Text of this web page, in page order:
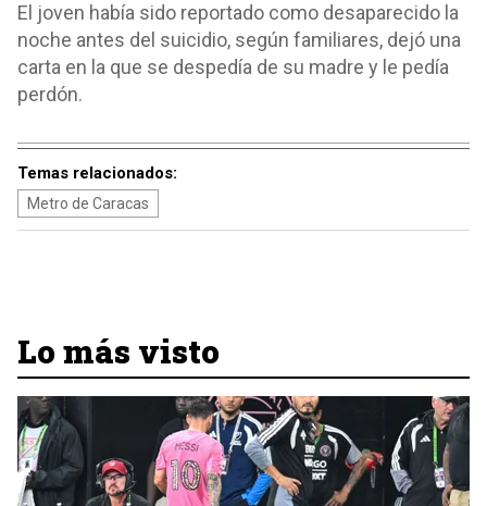
El joven había sido reportado como desaparecido la
noche antes del suicidio, según familiares, dejó una
carta en la que se despedía de su madre y le pedía
perdón.
Temas relacionados:
Metro de Caracas
Lo más visto